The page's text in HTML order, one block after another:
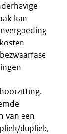
kan
van een
dupliek,